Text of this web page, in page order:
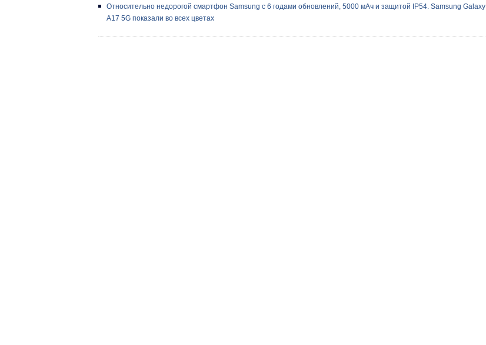
Относительно недорогой смартфон Samsung с 6 годами обновлений, 5000 мАч и защитой IP54. Samsung Galaxy
A17 5G показали во всех цветах